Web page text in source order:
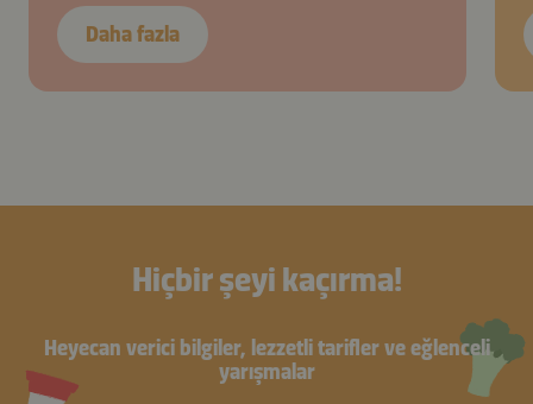
Daha fazla
Hiçbir şeyi kaçırma!
Heyecan verici bilgiler, lezzetli tarifler ve eğlenceli
yarışmalar